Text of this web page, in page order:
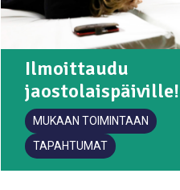
Ilmoittaudu
jaostolaispäiville!
MUKAAN TOIMINTAAN
TAPAHTUMAT